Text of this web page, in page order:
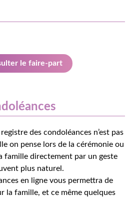
le faire-part
des condoléances n’est pas
on pense lors de la cérémonie ou
famille directement par un geste
plus naturel.
en ligne vous permettra de
la famille, et ce même quelques